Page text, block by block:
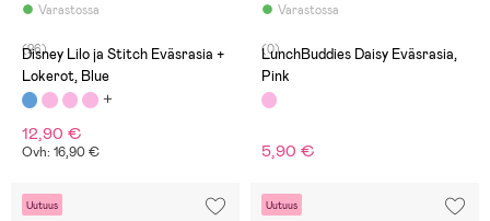
Varastossa
(26)
Disney Lilo ja Stitch Eväsrasia +
Lokerot, Blue
12,90 €
Ovh: 16,90 €
Varastossa
(0)
LunchBuddies Daisy Eväsrasia,
Pink
5,90 €
Uutuus Uutuus